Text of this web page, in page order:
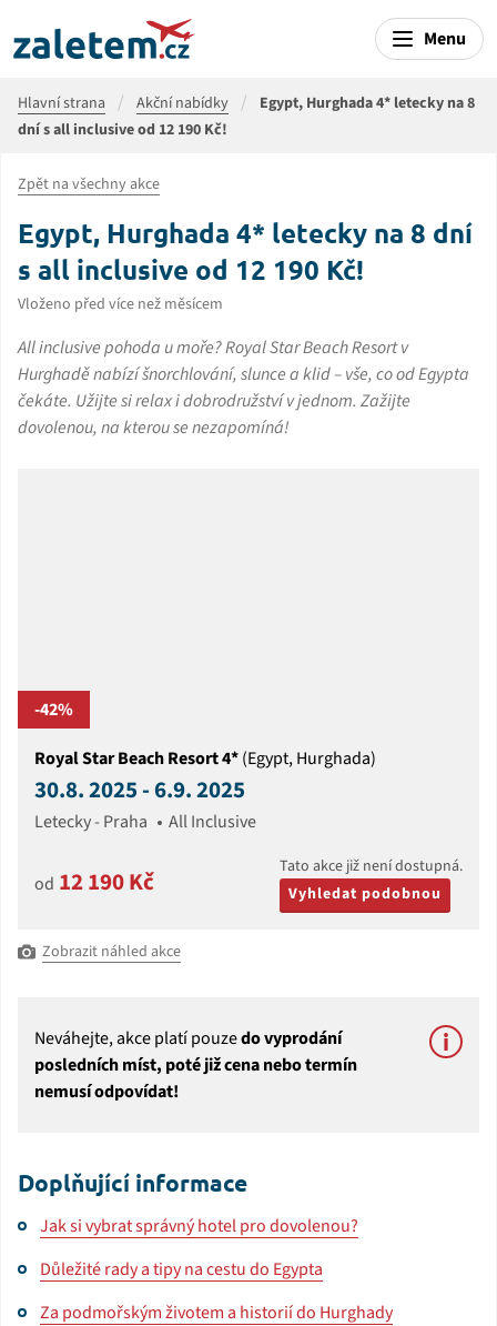
Menu
Hlavní strana Akční nabídky
Egypt, Hurghada 4* letecky na 8
dní s all inclusive od 12 190 Kč!
Zpět na všechny akce
Egypt, Hurghada 4* letecky na 8 dní
s all inclusive od 12 190 Kč!
Vloženo před více než měsícem
All inclusive pohoda u moře? Royal Star Beach Resort v
Hurghadě nabízí šnorchlování, slunce a klid – vše, co od Egypta
čekáte. Užijte si relax i dobrodružství v jednom. Zažijte
dovolenou, na kterou se nezapomíná!
-42%
Royal Star Beach Resort 4*(Egypt, Hurghada)
30.8. 2025 - 6.9. 2025
Letecky - Praha All Inclusive
od 12 190 Kč
Tato akce již není dostupná.
Vyhledat podobnou
Zobrazit náhled akce
Neváhejte, akce platí pouzedo vyprodání
posledních míst, poté již cena nebo termín
nemusí odpovídat!
Doplňující informace
Jak si vybrat správný hotel pro dovolenou?
Důležité rady a tipy na cestu do Egypta
Za podmořským životem a historií do Hurghady